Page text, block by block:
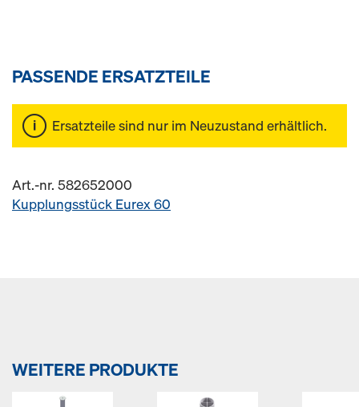
PASSENDE ERSATZTEILE
Ersatzteile sind nur im Neuzustand erhältlich.
Art.-nr. 582652000
Kupplungsstück Eurex 60
WEITERE PRODUKTE